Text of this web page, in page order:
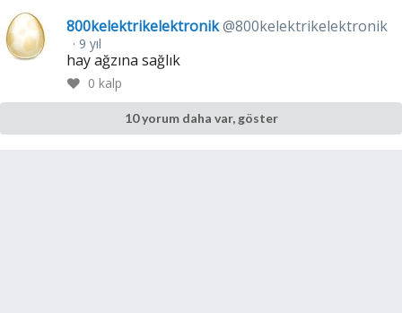
800kelektrikelektronik@800kelektrikelektronik
9 yıl
hay ağzına sağlık
0 kalp
10 yorum daha var, göster